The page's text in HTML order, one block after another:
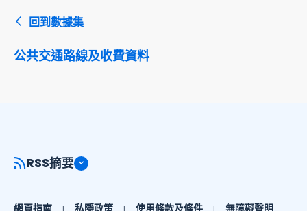
回到數據集
公共交通路線及收費資料
RSS摘要
網頁指南 私隱政策 使用條款及條件 無障礙聲明